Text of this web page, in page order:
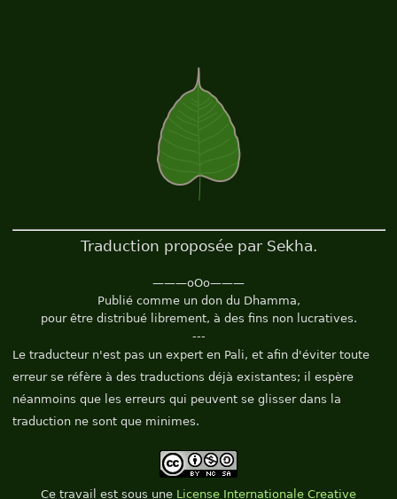
Traduction proposée par Sekha.
———oOo———
Publié comme un don du Dhamma,
pour être distribué librement, à des fins non lucratives.
---
Le traducteur n'est pas un expert en Pali, et afin d'éviter toute
erreur se réfère à des traductions déjà existantes; il espère
néanmoins que les erreurs qui peuvent se glisser dans la
traduction ne sont que minimes.
Ce travail est sous une License Internationale Creative